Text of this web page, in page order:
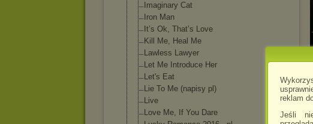
reklam
Jeśli
Imaginary Cat
Iron Man
It’s Ok, That’s Love
Kill Me, Heal Me
Lawless Lawyer
Let Me Introduce Her
Let's Eat
Lie To Me (napisy pl)
Live
Love Me, If You Dare